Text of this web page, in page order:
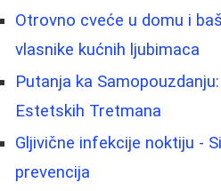
Otrovno cveće u domu i
vlasnike kućnih ljubimaca
Putanja ka
Estetskih Tretmana
Gljivične infekcije noktiju -
prevencija